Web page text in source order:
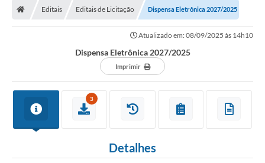
Editais Editais de Licitação Dispensa Eletrônica 2027/2025
Atualizado em: 08/09/2025 às 14h10
Dispensa Eletrônica 2027/2025
Imprimir
3
Detalhes